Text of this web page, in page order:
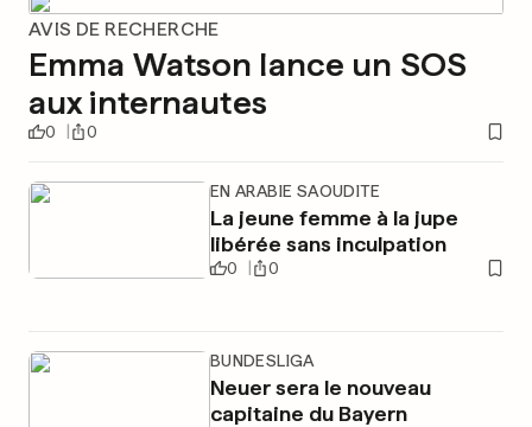
AVIS DE RECHERCHE
Emma Watson lance un SOS
aux internautes
0 0
EN ARABIE SAOUDITE
La jeune femme à la jupe
libérée sans inculpation
0 0
BUNDESLIGA
Neuer sera le nouveau
capitaine du Bayern